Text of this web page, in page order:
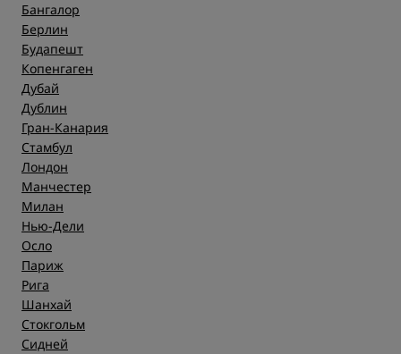
Бангалор
Берлин
Будапешт
Копенгаген
Дубай
Дублин
Гран-Канария
Стамбул
Лондон
Манчестер
Милан
Нью-Дели
Осло
Париж
Рига
Шанхай
Стокгольм
Сидней